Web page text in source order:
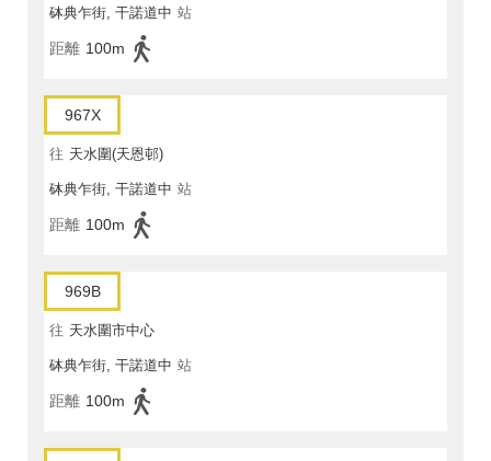
砵典乍街, 干諾道中 站
距離 100m
967X
往 天水圍(天恩邨)
砵典乍街, 干諾道中 站
距離 100m
969B
往 天水圍市中心
砵典乍街, 干諾道中 站
距離 100m